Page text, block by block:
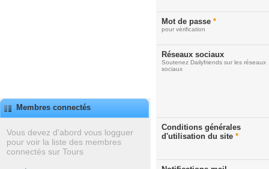
Membres connectés
Vous devez d'abord vous logguer
pour voir la liste des membres
connectés sur Tours
Mot de passe *
pour vérification
Réseaux sociaux
Soutenez Dailyfriends sur les réseaux
sociaux
Conditions générales
d'utilisation du site *